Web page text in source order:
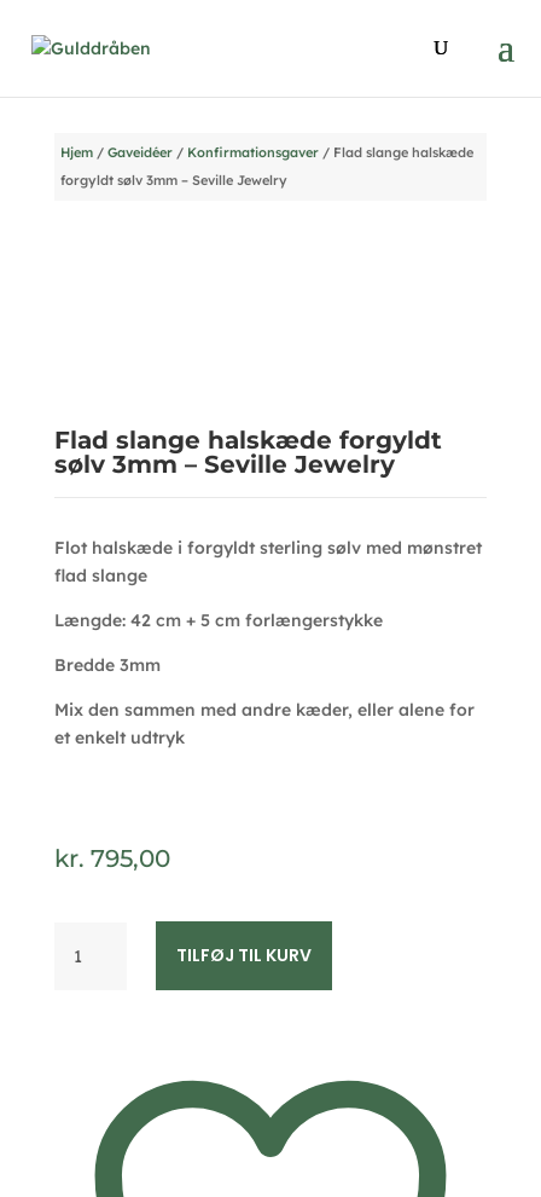
Hjem/ Gaveidéer/ Konfirmationsgaver/ Flad slange halskæde
forgyldt sølv 3mm – Seville Jewelry
Flad slange halskæde forgyldt
sølv 3mm – Seville Jewelry
Flot halskæde i forgyldt sterling sølv med mønstret
flad slange
Længde: 42 cm + 5 cm forlængerstykke
Bredde 3mm
Mix den sammen med andre kæder, eller alene for
et enkelt udtryk
kr. 795,00
slange
Seville
Jewelry
antal
TILFØJ TIL KURV